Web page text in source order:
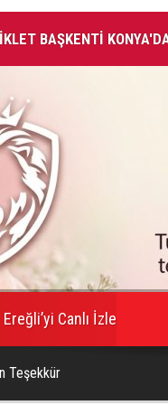
“GENÇ KOMEK VE
Ereğli’yi Canlı İzle
Teşekkür